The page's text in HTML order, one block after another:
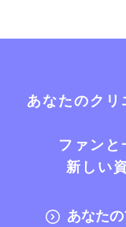
あなたのク
ファン
新しい
あなた